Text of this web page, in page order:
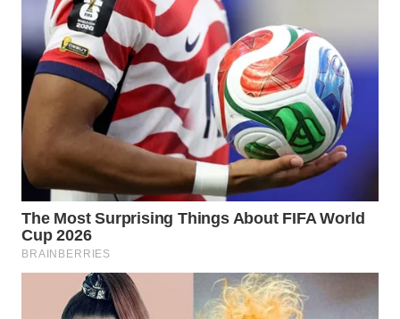
WN
DANAU
TOBA
WN
WN
LANGKAT
WN
TAPANULI
SELATAN
WN